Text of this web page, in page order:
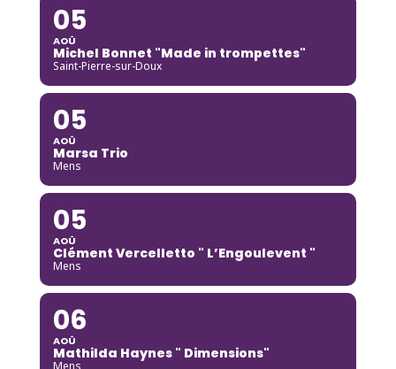
05
AOÛ
Michel Bonnet "Made in trompettes"
Saint-Pierre-sur-Doux
05
AOÛ
Marsa Trio
Mens
05
AOÛ
Clément Vercelletto " L’Engoulevent "
Mens
06
AOÛ
Mathilda Haynes " Dimensions"
Mens